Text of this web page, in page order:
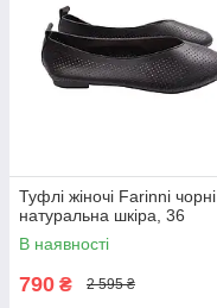
Туфлі жіночі Farinni чорні
натуральна шкіра, 36
В наявності
790 ₴ 2 595 ₴